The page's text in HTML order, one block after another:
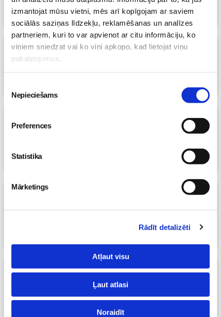
izmantojat mūsu vietni, mēs arī kopīgojam ar saviem
sociālās saziņas līdzekļu, reklamēšanas un analīzes
partneriem, kuri to var apvienot ar citu informāciju, ko
viņiem sniedzat vai ko viņi apkopo, kad lietojat viņu
pakalpojumus.
izvēle
Nepieciešams
Preferences
Statistika
Mārketings
Rādīt detalizēti
Atļaut visu
Ļaut atlasi
Noraidīt
23. Aug 2012, 13:24
Māmiņu klubs
Horoskopu prognoze 6.novembrim:
23. Aug 2012, 13:24
Horoskopu prognoze 5.novembrim:
bērniem ieteicams apgūt foto un kino
Horoskopu prognoze 4.novembrim:
Horoskopu prognoze 3.novembrim:
labvēlīga diena netradicionālajai